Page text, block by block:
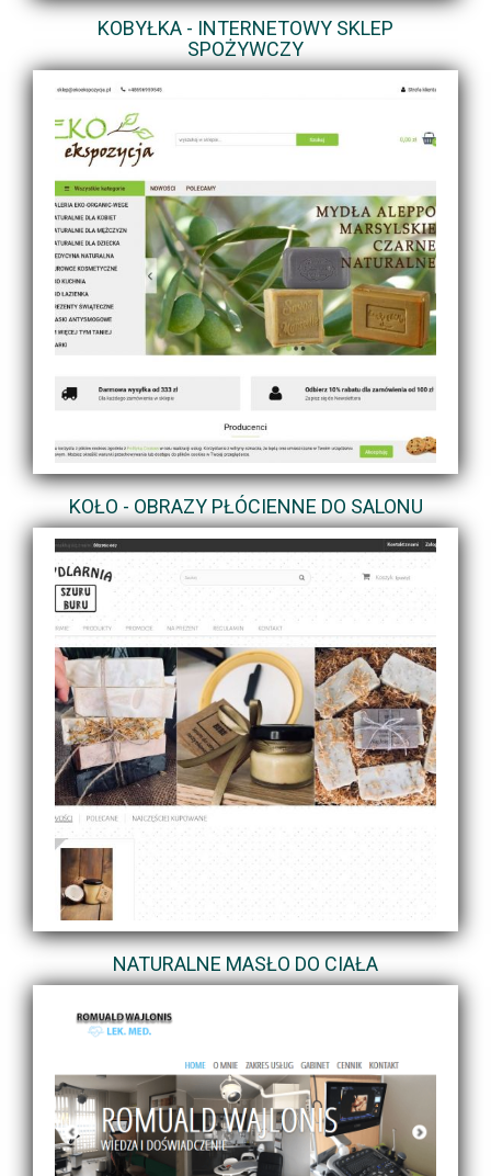
KOBYŁKA - INTERNETOWY SKLEP
SPOŻYWCZY
KOŁO - OBRAZY PŁÓCIENNE DO SALONU
NATURALNE MASŁO DO CIAŁA